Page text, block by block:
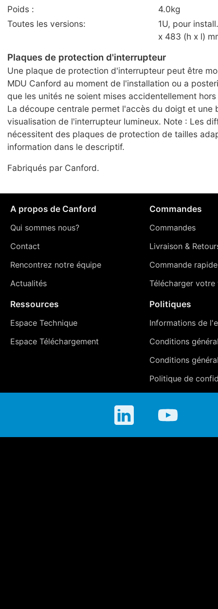
Poids :
4.0kg
Toutes les versions:
1U, pour
x 483 (h x l)
Plaques de protection d'interrupteur
Une plaque de protection d'interrupteur peut être
MDU Canford au moment de l'installation ou a
que les unités ne soient mises accidentellement
La découpe centrale permet l'accès du doigt et une
visualisation de l'interrupteur lumineux. Note : Les
nécessitent des plaques de protection de tailles
information dans le descriptif.
Fabriqués par Canford.
A propos de Canford
Qui sommes nous?
Contact
Rencontrez notre équipe
Actualités
Commandes
Commandes
Livraison&
Commande rapide
Télécharger votre
Ressources
Espace Technique
Espace Téléchargement
Politiques
Informations de
Conditions
Conditions
Politique de